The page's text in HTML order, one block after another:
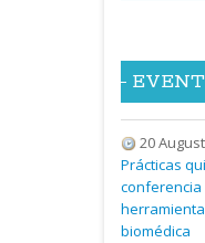
20
Prácticas
biomédica